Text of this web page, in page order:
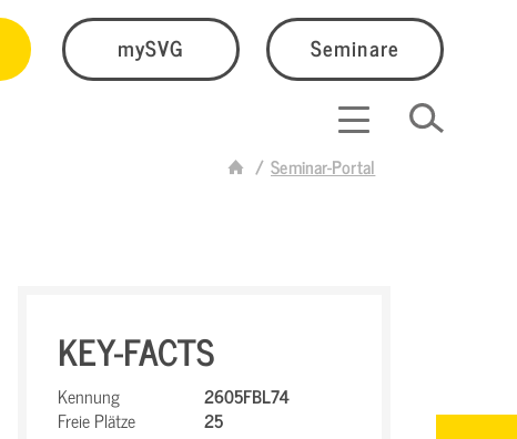
mySVG Seminare
Seminar-Portal
KEY-FACTS
Kennung
2605FBL74
Freie Plätze
25